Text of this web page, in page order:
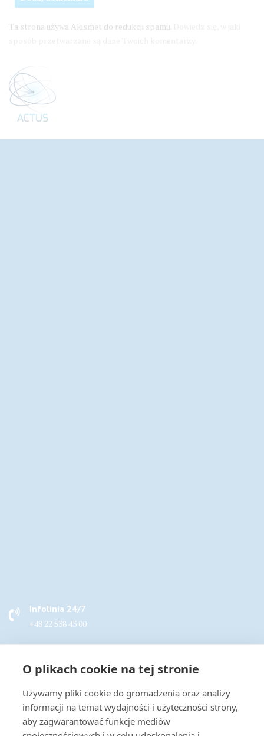
Ta strona używa Akismet do redukcji spamu.
Infolinia 24/7
+48 22 538 43 00
handel@actus-info.pl
Biuro
Wrocław, ul. Borowska 283B
O plikach cookie na tej stronie
Używamy pliki cookie do gromadzenia oraz analizy
informacji na temat wydajności i użyteczności strony,
aby zagwarantować funkcje mediów